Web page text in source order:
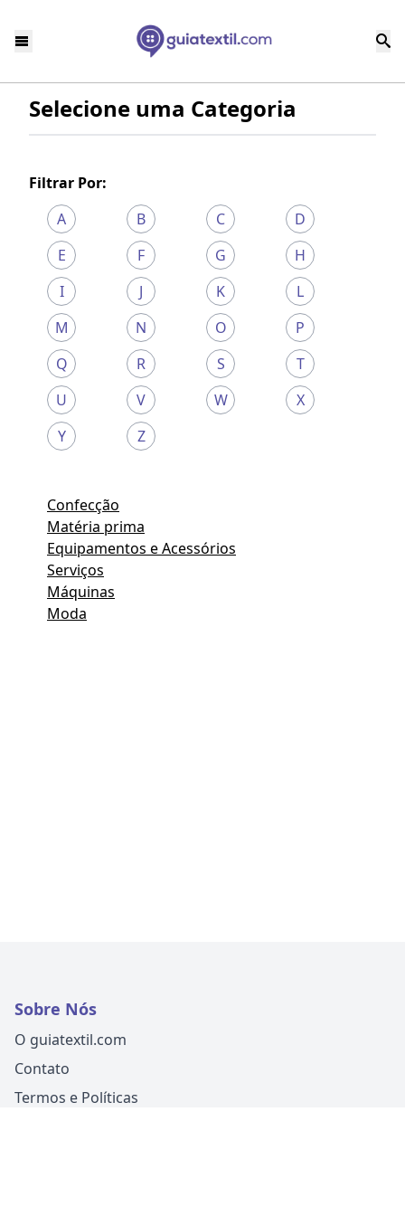
Selecione uma Categoria
Filtrar Por:
A
B C
D
E
F G
H
I
J K
L
M
N O
P
Q
R S
T
U
V W
X
Y
Z
Confecção
Matéria prima
Equipamentos e Acessórios
Serviços
Máquinas
Moda
Sobre Nós
O guiatextil.com
Contato
Termos e Políticas